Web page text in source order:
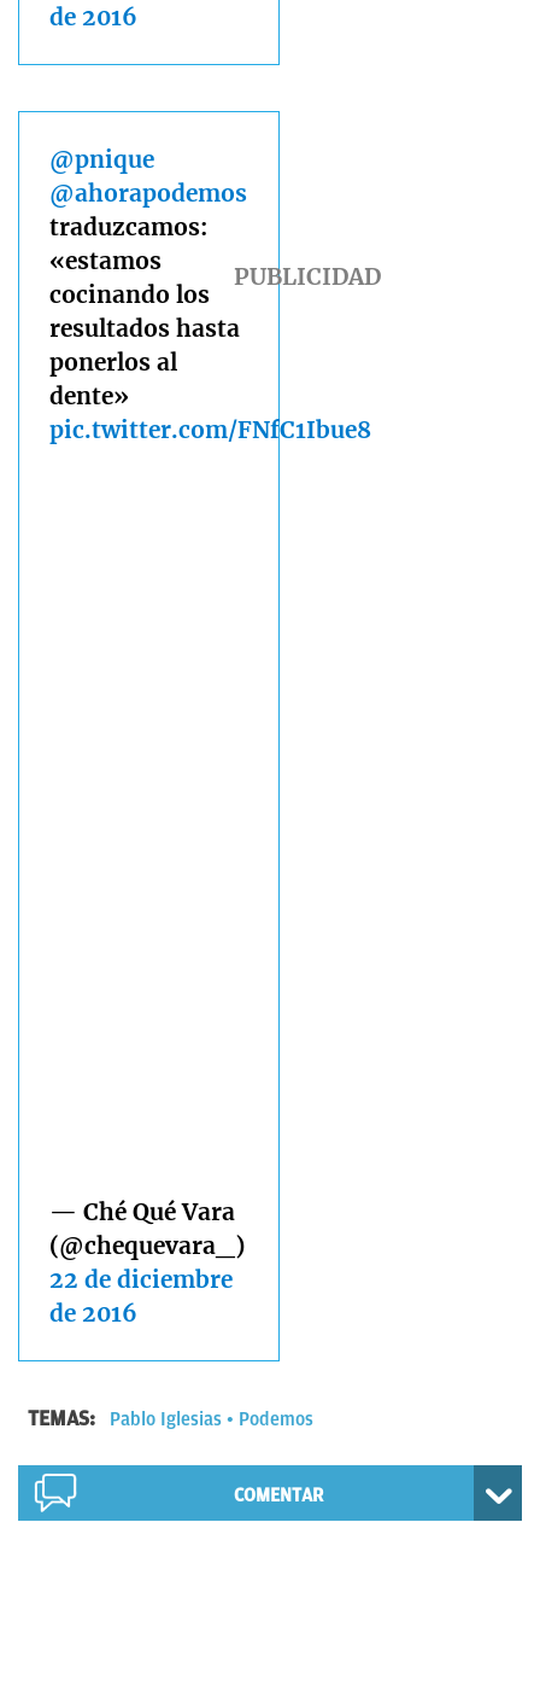
de 2016
@pnique
@ahorapodemos
traduzcamos:
«estamos
cocinando los
resultados hasta
ponerlos al
dente»
pic.twitter.com/FNfC1Ibue8
— Ché Qué Vara
(@chequevara_)
22 de diciembre
de 2016
TEMAS: Pablo Iglesias Podemos
COMENTAR